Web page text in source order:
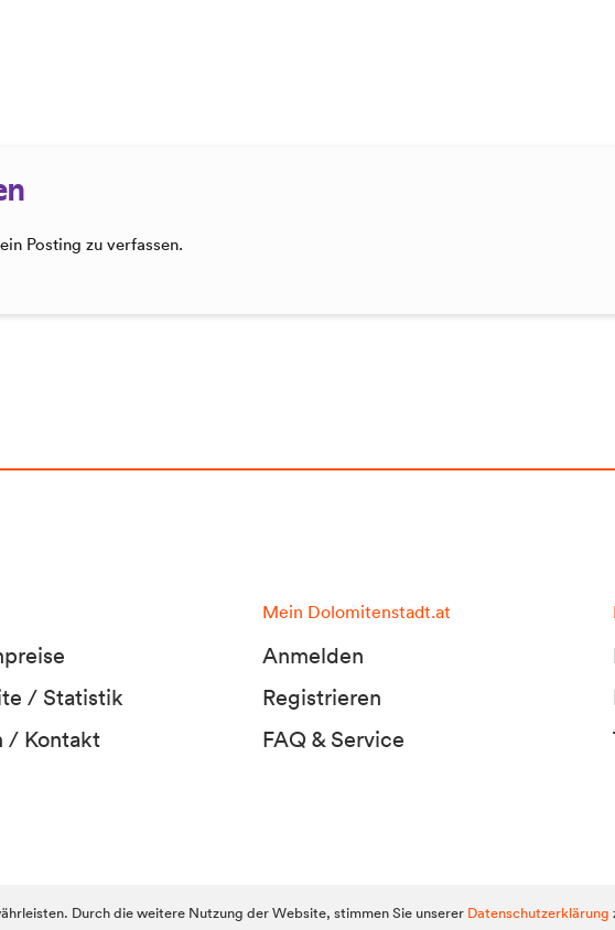
Posting zu verfassen.
/ Statistik
/ Kontakt
Mein Dolomitenstadt.at
Anmelden
Registrieren
FAQ & Service
Dolomitenstadt Media KG,
Durch die weitere Nutzung der Website, stimmen Sie unserer Datenschutzerklärung